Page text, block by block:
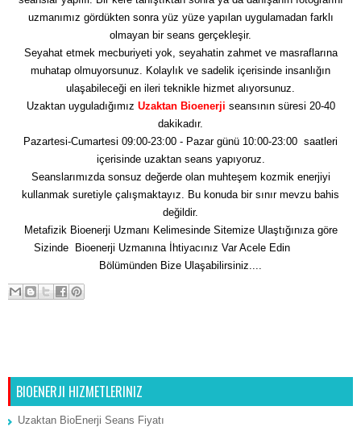
uzmanımız gördükten sonra yüz yüze yapılan uygulamadan farklı
olmayan bir seans gerçekleşir.
Seyahat etmek mecburiyeti yok, seyahatin zahmet ve masraflarına
muhatap olmuyorsunuz. Kolaylık ve sadelik içerisinde insanlığın
ulaşabileceği en ileri teknikle hizmet alıyorsunuz.
Uzaktan uyguladığımız Uzaktan Bioenerji seansının süresi 20-40
dakikadır.
Pazartesi-Cumartesi 09:00-23:00 - Pazar günü 10:00-23:00 saatleri
içerisinde uzaktan seans yapıyoruz.
Seanslarımızda sonsuz değerde olan muhteşem kozmik enerjiyi
kullanmak suretiyle çalışmaktayız. Bu konuda bir sınır mevzu bahis
değildir.
Metafizik Bioenerji Uzmanı Kelimesinde Sitemize Ulaştığınıza göre
Sizinde Bioenerji Uzmanına İhtiyacınız Var Acele Edin
Bölümünden Bize Ulaşabilirsiniz....
BIOENERJI HIZMETLERINIZ
Uzaktan BioEnerji Seans Fiyatı